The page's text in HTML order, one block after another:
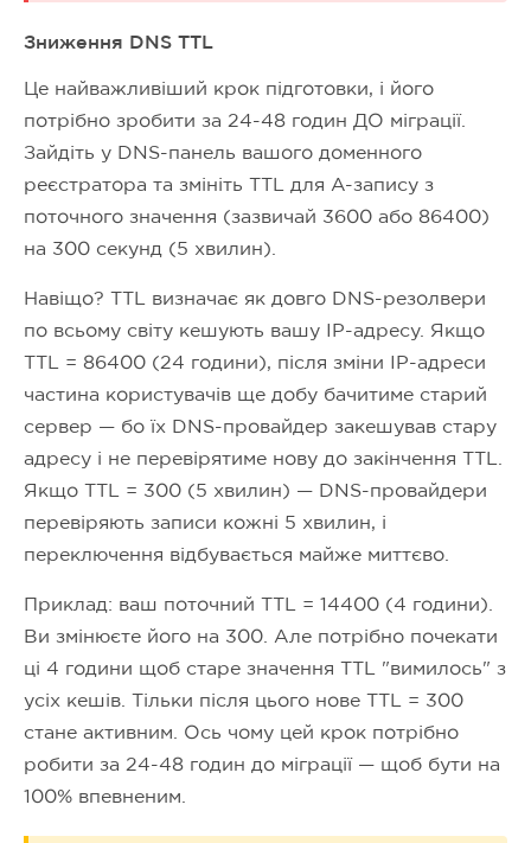
Зниження DNS TTL
Це найважливіший крок підготовки, і його
потрібно зробити за 24-48 годин ДО міграції.
Зайдіть у DNS-панель вашого доменного
реєстратора та змініть TTL для A-запису з
поточного значення (зазвичай 3600 або 86400)
на 300 секунд (5 хвилин).
Навіщо? TTL визначає як довго DNS-резолвери
по всьому світу кешують вашу IP-адресу. Якщо
TTL = 86400 (24 години), після зміни IP-адреси
частина користувачів ще добу бачитиме старий
сервер — бо їх DNS-провайдер закешував стару
адресу і не перевірятиме нову до закінчення TTL.
Якщо TTL = 300 (5 хвилин) — DNS-провайдери
перевіряють записи кожні 5 хвилин, і
переключення відбувається майже миттєво.
Приклад: ваш поточний TTL = 14400 (4 години).
Ви змінюєте його на 300. Але потрібно почекати
ці 4 години щоб старе значення TTL "вимилось" з
усіх кешів. Тільки після цього нове TTL = 300
стане активним. Ось чому цей крок потрібно
робити за 24-48 годин до міграції — щоб бути на
100% впевненим.